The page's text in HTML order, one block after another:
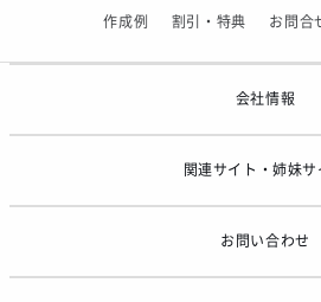
【アシックス】一部商品「生地の在庫限り
作成例 割引・特典 お問合
会社情報
関連サイト・姉妹サ
お問い合わせ